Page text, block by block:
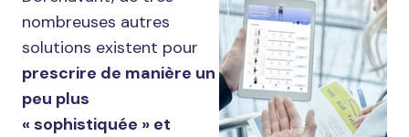
nombreuses autres
solutions existent pour
prescrire de manière un
peu plus
« sophistiquée » et